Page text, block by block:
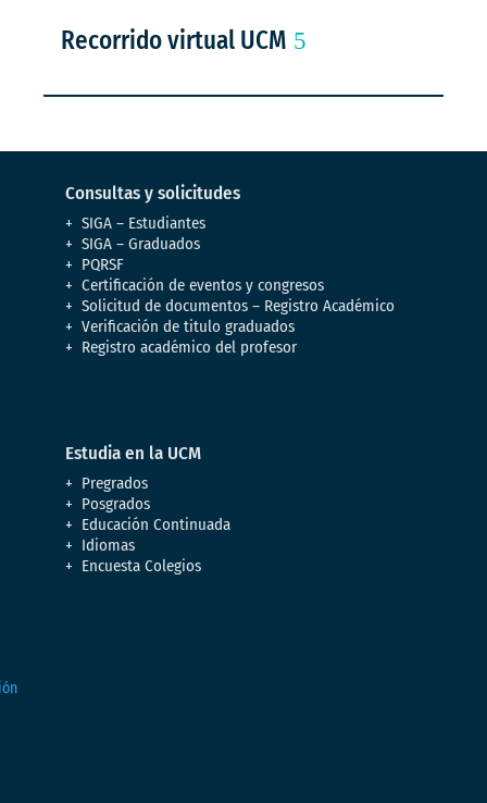
Recorrido virtual UCM
Consultas y solicitudes
SIGA – Estudiantes
SIGA – Graduados
PQRSF
Certificación de eventos y congresos
Solicitud de documentos – Registro Académico
Verificación de titulo graduados
Registro académico del profesor
Estudia en la UCM
Pregrados
Posgrados
Educación Continuada
Idiomas
Encuesta Colegios